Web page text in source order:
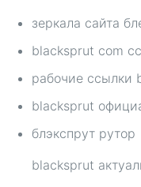
зеркала сайта
blacksprut com
рабочие ссылки
blacksprut
блэкспрут рутор
blacksprut